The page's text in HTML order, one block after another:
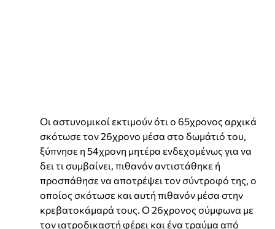
Οι αστυνομικοί εκτιμούν ότι ο 65χρονος αρχικά
σκότωσε τον 26χρονο μέσα στο δωμάτιό του,
ξύπνησε η 54χρονη μητέρα ενδεχομένως για να
δει τι συμβαίνει, πιθανόν αντιστάθηκε ή
προσπάθησε να αποτρέψει τον σύντροφό της, ο
οποίος σκότωσε και αυτή πιθανόν μέσα στην
κρεβατοκάμαρά τους. Ο 26χρονος σύμφωνα με
τον ιατροδικαστή φέρει και ένα τραύμα από